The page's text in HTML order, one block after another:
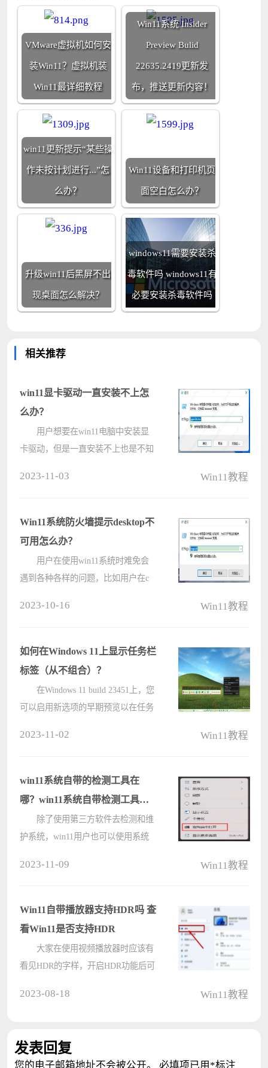
VMware虚拟机如何安
装Win11？虚拟机装
Win11最详细教程
Win11系统 Insider
Preview Bulid
22635.2419更新发
布，推送更新内容！
win11更新提示“某些操
作未按计划进行...”怎
么办？
Win11设备和打印机页
面空白怎么办？
升级win11后黑屏不出
现桌面怎么解决？
windows11需要安装杀
毒软件吗 windows11有
必要安装杀毒软件吗
相关推荐
win11显卡驱动一直安装不上怎
么办？
用户想要在win11电脑中安装显
卡驱动，但是一直安装不上也是不知
板，再打开代码签名设置，勾选已启
用选????
2023-11-03 Win11教程
Win11系统防火墙提示desktop不
可用怎么办？
用户在使用win11系统时难免会
遇到各种各样的问题，比如用户在c
过注册编辑器来解决，下面就给大家
带????
2023-10-16 Win11教程
如何在Windows 11上显示任务栏
标签（从不组合）？
在Windows 11 build 23451上，您
可以启用新选项的早期预览以在任务
以两种方式显示标签，包????
2023-11-02 Win11教程
win11系统自带的检测工具在
哪？win11系统自带检测工具位
置介绍
除了使用第三方软件去检测和维
护系统，win11用户也可以使用系统
此对应的位置也不同，下面就一起来
看看w????
2023-11-09 Win11教程
Win11自带播放器支持HDR吗 查
看Win11是否支持HDR
大家在使用视频播放器时应该有
看见HDR的字样，开启HDR功能后可
操????
2023-08-18 Win11教程
发表回复
您的电子邮箱地址不会被公开。 必填项已用 *标注